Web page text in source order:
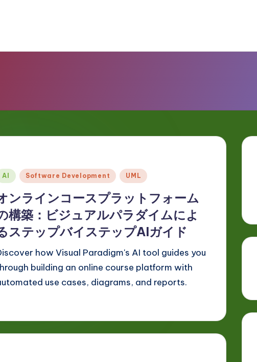
AI Software Development UML
ンラインコースプラットフォーム
構築：ビジュアルパラダイムによ
ステップバイステップAIガイド
how Visual Paradigm's AI tool guides you
building an online course platform with
use cases, diagrams, and reports.